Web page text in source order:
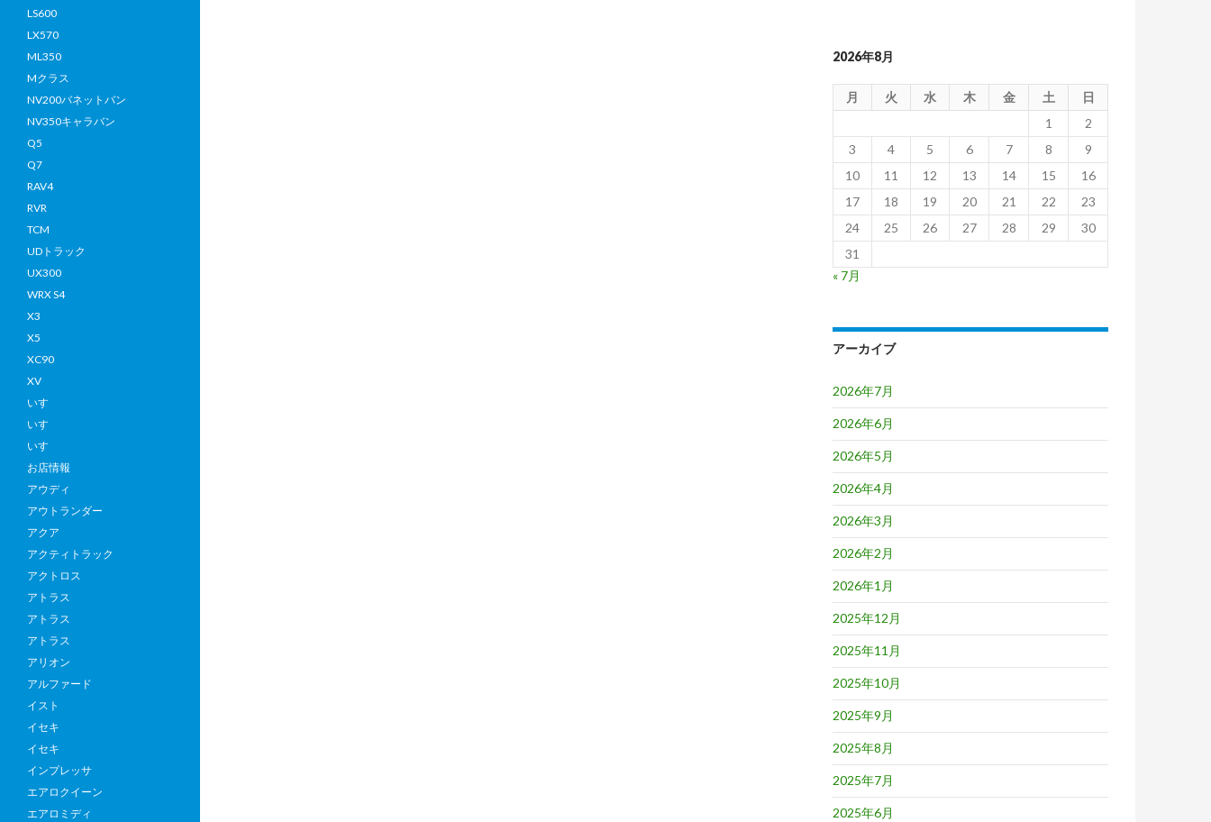
2026年8月
月 火 水 木 金 土
日
1
2
3
4 5 6 7 8
9
10
11 12 13 14 15
16
17
18 19 20 21 22
23
24
25 26 27 28 29
30
31
« 7月
アーカイブ
2026年7月
2026年6月
2026年5月
2026年4月
2026年3月
2026年2月
2026年1月
2025年12月
2025年11月
2025年10月
2025年9月
2025年8月
2025年7月
2025年6月
LS600
LX570
ML350
Mクラス
NV200バネットバン
NV350キャラバン
Q5
Q7
RAV4
RVR
TCM
UDトラック
UX300
WRX S4
X3
X5
XC90
XV
いすゞ
いすゞ
いすゞ
お店情報
アウディ
アウトランダー
アクア
アクティトラック
アクトロス
アトラス
アトラス
アトラス
アリオン
アルファード
イスト
イセキ
イセキ
インプレッサ
エアロクイーン
エアロミディ